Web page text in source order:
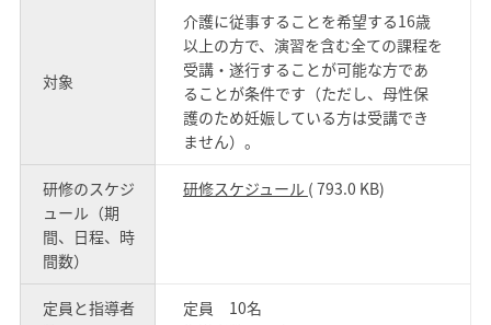
対象
介護に従事することを希望する16歳
以上の方で、演習を含む全ての課程を
受講・遂行することが可能な方であ
ることが条件です（ただし、母性保
護のため妊娠している方は受講でき
ません）。
研修のスケジ
ュール（期
間、日程、時
間数）
研修スケジュール ( 793.0 KB)
定員と指導者
定員 10名